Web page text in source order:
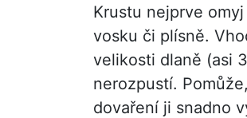
Krustu nejprve
vosku či plísně.
velikosti dlaně (asi
nerozpustí.
dovaření ji snadno